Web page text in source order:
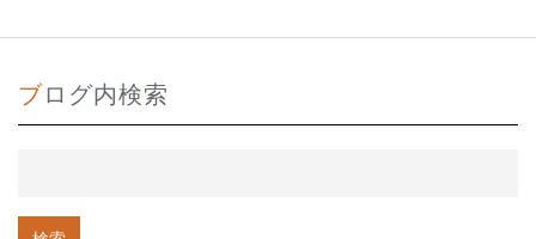
ブログ内検索